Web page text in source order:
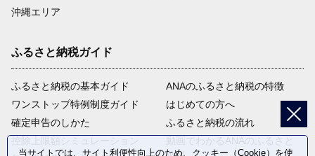
沖縄エリア
ふるさと納税ガイド
ふるさと納税の基本ガイド
ワンストップ特例制度ガイド
確定申告のしかた
ANAのふるさと納税の特徴
はじめての方へ
ふるさと納税の流れ
当サイトでは、サイト利便性向上のため、クッキー（Cookie）を使